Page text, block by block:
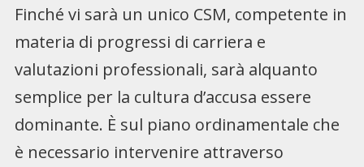
Finché vi sarà un unico CSM, competente in
materia di progressi di carriera e
valutazioni professionali, sarà alquanto
semplice per la cultura d’accusa essere
dominante. È sul piano ordinamentale che
è necessario intervenire attraverso